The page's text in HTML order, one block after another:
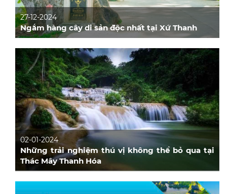
27-12-2024
Ngắm hàng cây di sản độc nhất tại Xứ Thanh
02-01-2024
Những trải nghiệm thú vị không thể bỏ qua tại
Thác Mây Thanh Hóa